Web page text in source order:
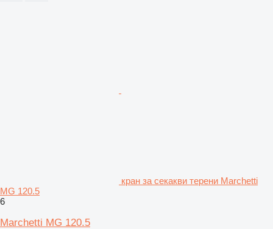
кран за секакви терени Marchetti
MG 120.5
6
Marchetti MG 120.5